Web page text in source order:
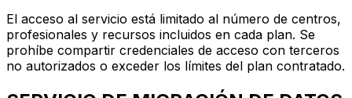
El acceso al servicio está limitado al número de centros,
profesionales y recursos incluidos en cada plan. Se
prohíbe compartir credenciales de acceso con terceros
no autorizados o exceder los límites del plan contratado.